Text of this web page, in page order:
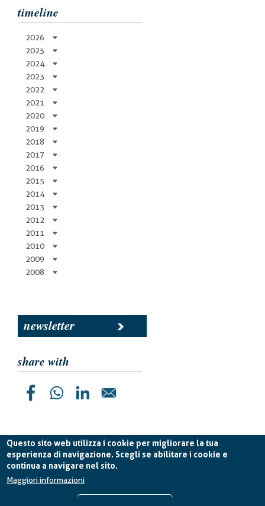
Questo sito web utilizza i cookie per migliorare la tua
esperienza di navigazione. Scegli se abilitare i cookie e
continua a navigare nel sito.
Maggiori informazioni
timeline
2026
2025
2024
2023
2022
2021
2020
2019
2018
2017
2016
2015
2014
2013
2012
2011
2010
2009
2008
newsletter
share with
Planetek Italia s.r.l. P. IVA 04555490723 -